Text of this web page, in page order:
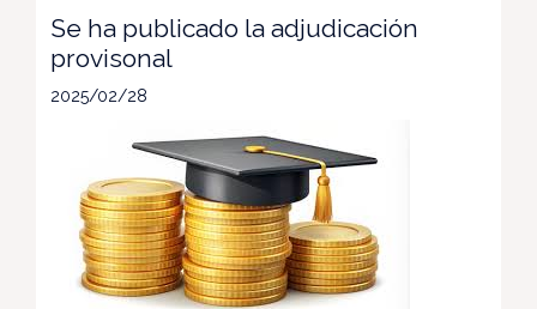
Se ha publicado la adjudicación
provisonal
2025/02/28